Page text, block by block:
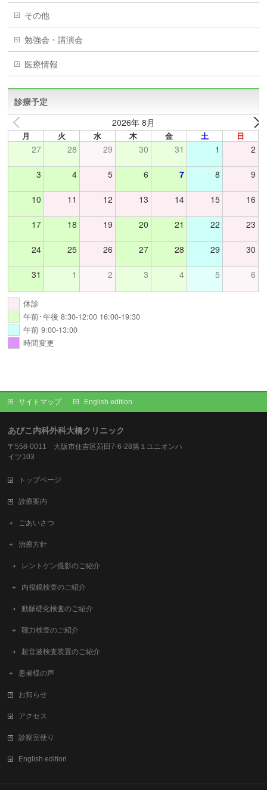
その他
勉強会・講演会
医療情報
診療予定
2026年 8月
月 火 水 木 金 土 日
27 28 29 30 31 1 2
3 4 5 6 7 8 9
10 11 12 13 14 15 16
17 18 19 20 21 22 23
24 25 26 27 28 29 30
31 1 2 3 4 5 6
休診
午前･午後 8:30-12:00 16:00-19:30
午前 9:00-13:00
時間変更
サイトマップ English edition
あびこ内科外科大橋クリニック
〒558-0011 大阪市住吉区苅田7-6-28第１ユニオンハ
イツ103
トップページ
診療案内
ごあいさつ
治療方針
レントゲン撮影のご紹介
内視鏡検査のご紹介
動脈硬化検査のご紹介
聴力検査のご紹介
超音波検査装置のご紹介
患者様の声
お知らせ
アクセス
診察室便り
English edition